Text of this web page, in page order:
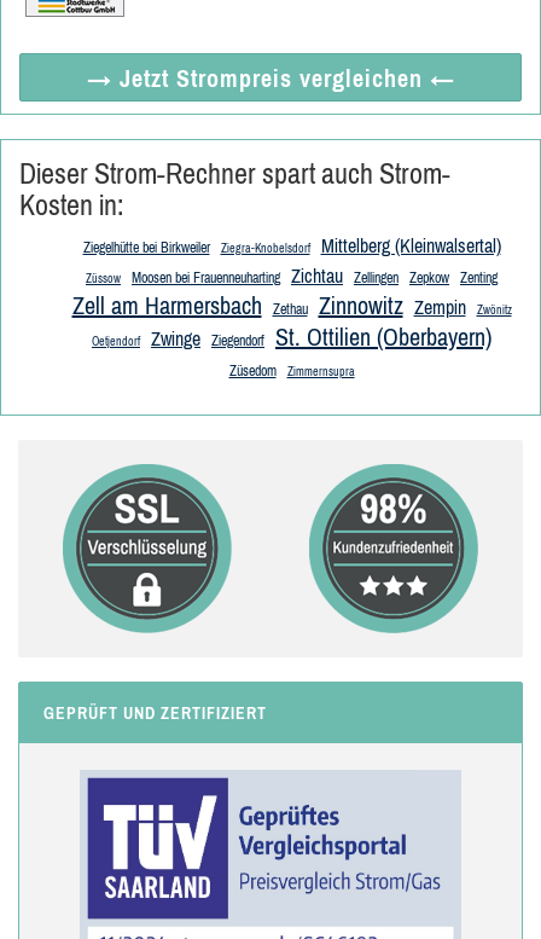
→ Jetzt Strompreis vergleichen ←
Dieser Strom-Rechner spart auch Strom-
Kosten in:
Ziegelhütte bei Birkweiler Ziegra-Knobelsdorf Mittelberg (Kleinwalsertal)
Züssow Moosen bei Frauenneuharting Zichtau Zellingen Zepkow Zenting
Zell am Harmersbach Zethau Zinnowitz Zempin Zwönitz
Oetjendorf Zwinge Ziegendorf St. Ottilien (Oberbayern)
Züsedom Zimmernsupra
GEPRÜFT UND ZERTIFIZIERT